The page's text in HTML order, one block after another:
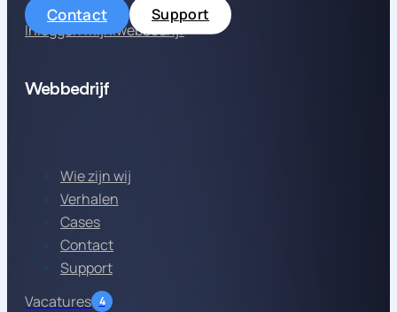
Contact
Support
Inloggen mijn.webbedrijf
Webbedrijf
Wie zijn wij
Verhalen
Cases
Contact
Support
Vacatures 4